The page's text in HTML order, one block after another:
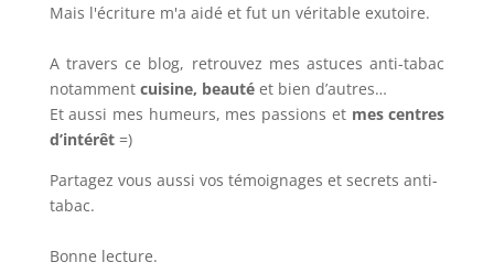
Mais l'écriture m'a aidé et fut un véritable exutoire.
A travers ce blog, retrouvez mes astuces anti-tabac
notamment cuisine, beautéet bien d’autres…
Et aussi mes humeurs, mes passions et mes centres
d’intérêt=)
Partagez vous aussi vos témoignages et secrets anti-
tabac.
Bonne lecture.